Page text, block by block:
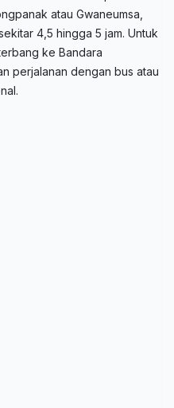
atau Gwaneumsa,
4,5 hingga 5 jam. Untuk
ke Bandara
perjalanan dengan bus atau